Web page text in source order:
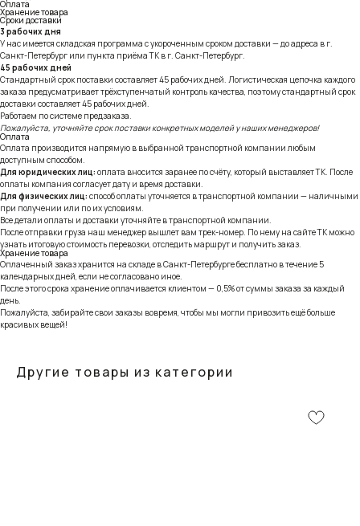
Оплата
Хранение товара
Сроки доставки
3 рабочих дня
У нас имеется складская программа с укороченным сроком доставки — до адреса в г.
Санкт-Петербург или пункта приёма ТК в г. Санкт-Петербург.
45 рабочих дней
Стандартный срок поставки составляет 45 рабочих дней. Логистическая цепочка каждого
заказа предусматривает трёхступенчатый контроль качества, поэтому стандартный срок
доставки составляет 45 рабочих дней.
Работаем по системе предзаказа.
Пожалуйста, уточняйте срок поставки конкретных моделей у наших менеджеров!
Оплата
Оплата производится напрямую в выбранной транспортной компании любым
доступным способом.
Для юридических лиц: оплата вносится заранее по счёту, который выставляет ТК. После
оплаты компания согласует дату и время доставки.
Для физических лиц: способ оплаты уточняется в транспортной компании — наличными
при получении или по их условиям.
Все детали оплаты и доставки уточняйте в транспортной компании.
После отправки груза наш менеджер вышлет вам трек-номер. По нему на сайте ТК можно
узнать итоговую стоимость перевозки, отследить маршрут и получить заказ.
Хранение товара
Оплаченный заказ хранится на складе в Санкт-Петербурге бесплатно в течение 5
календарных дней, если не согласовано иное.
После этого срока хранение оплачивается клиентом — 0,5% от суммы заказа за каждый
день.
Пожалуйста, забирайте свои заказы вовремя, чтобы мы могли привозить ещё больше
красивых вещей!
Другие товары из категории